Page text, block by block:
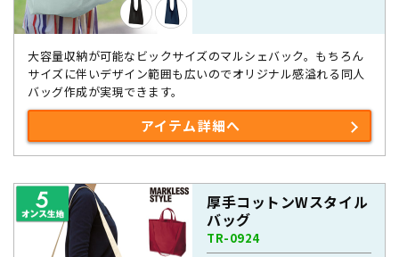
大容量収納が可能なビックサイズのマルシェバック。もちろん
サイズに伴いデザイン範囲も広いのでオリジナル感溢れる同人
バッグ作成が実現できます。
アイテム詳細へ
厚手コットンWスタイル
バッグ
TR-0924